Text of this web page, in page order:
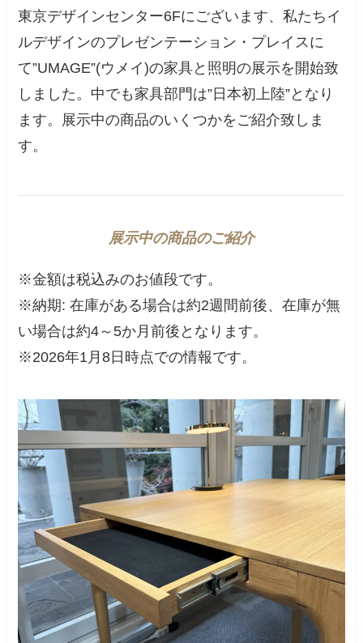
東京デザインセンター6Fにございます、私たちイ
ルデザインのプレゼンテーション・プレイスに
て”UMAGE”(ウメイ)の家具と照明の展示を開始致
しました。中でも家具部門は”日本初上陸”となり
ます。展示中の商品のいくつかをご紹介致しま
す。
展示中の商品のご紹介
※金額は税込みのお値段です。
※納期: 在庫がある場合は約2週間前後、在庫が無
い場合は約4～5か月前後となります。
※2026年1月8日時点での情報です。